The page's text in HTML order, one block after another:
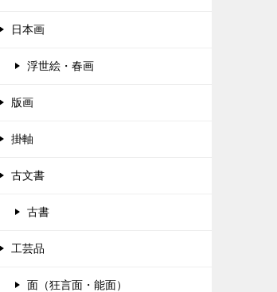
日本画
浮世絵・春画
版画
掛軸
古文書
古書
工芸品
面（狂言面・能面）